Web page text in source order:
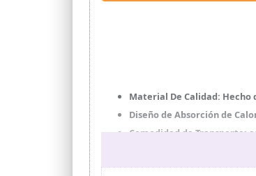
Material De Calidad:
Diseño de Absorción de
Comodidad de Transporte:
Multiusos: disfruta de una
Accesorios útiles: